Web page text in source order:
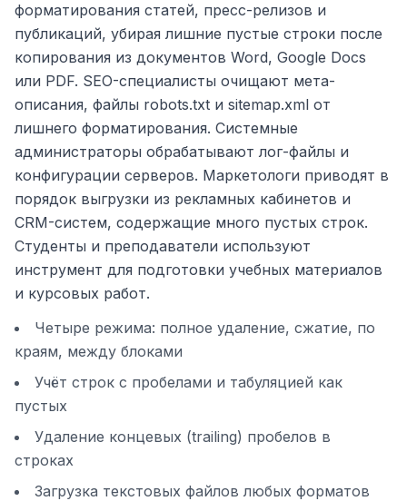
форматирования статей, пресс-релизов и
публикаций, убирая лишние пустые строки после
копирования из документов Word, Google Docs
или PDF. SEO-специалисты очищают мета-
описания, файлы robots.txt и sitemap.xml от
лишнего форматирования. Системные
администраторы обрабатывают лог-файлы и
конфигурации серверов. Маркетологи приводят в
порядок выгрузки из рекламных кабинетов и
CRM-систем, содержащие много пустых строк.
Студенты и преподаватели используют
инструмент для подготовки учебных материалов
и курсовых работ.
Четыре режима: полное удаление, сжатие, по
краям, между блоками
Учёт строк с пробелами и табуляцией как
пустых
Удаление концевых (trailing) пробелов в
строках
Загрузка текстовых файлов любых форматов